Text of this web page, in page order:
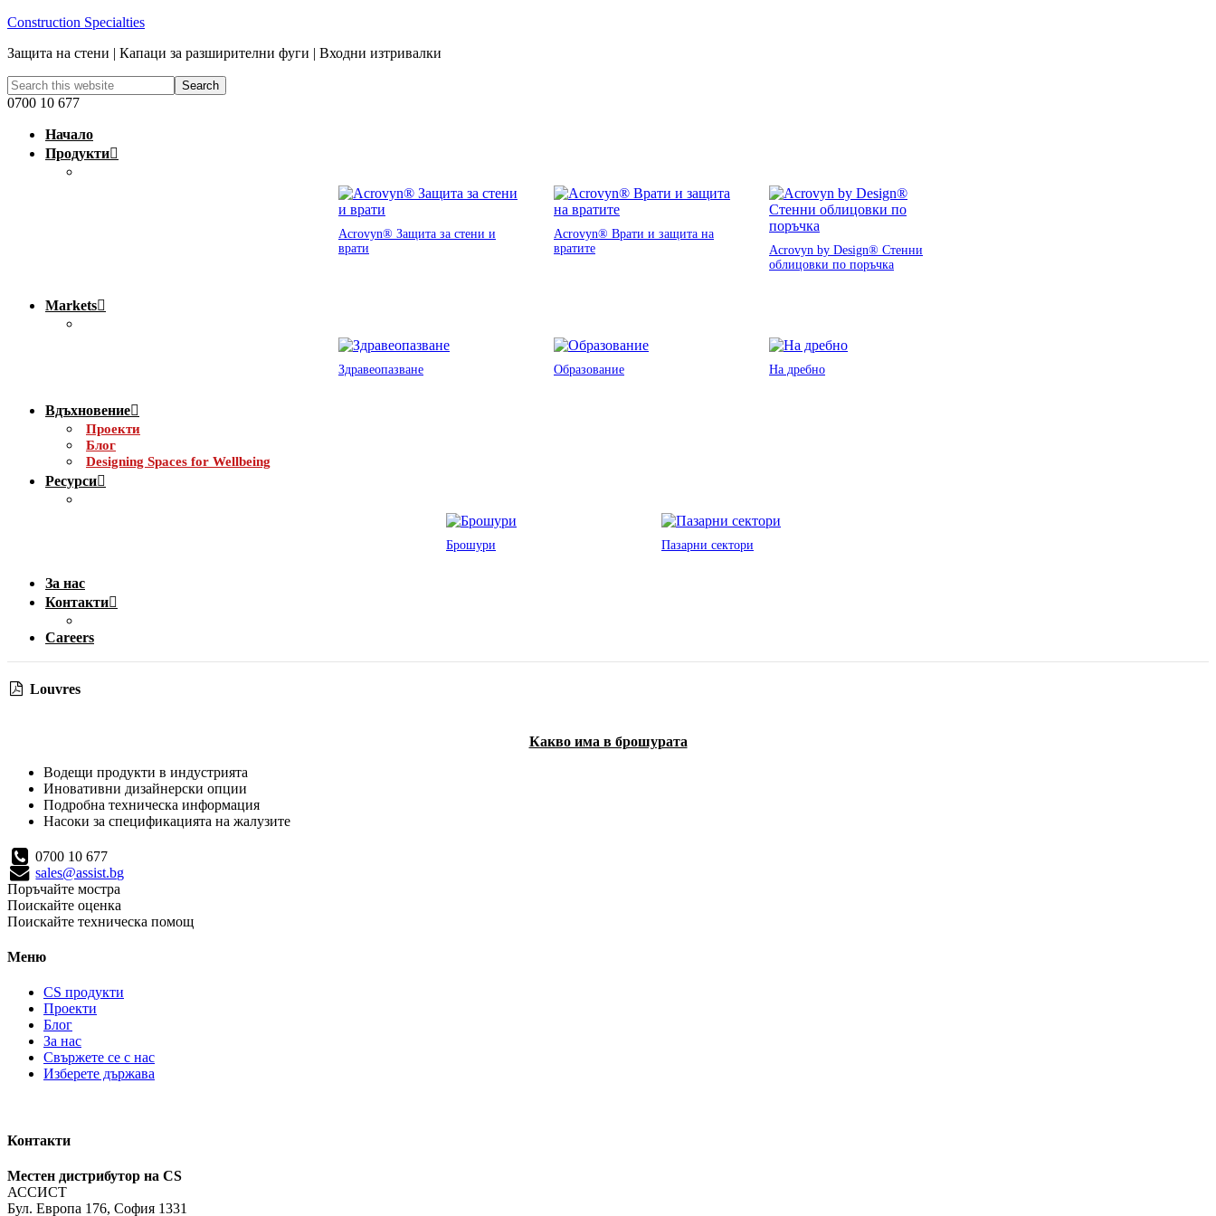
Construction Specialties
Защита на стени | Капаци за разширителни фуги | Входни изтривалки
0700 10 677
Начало
Продукти
Acrovyn® Защита за стени и
врати
Acrovyn® Врати и защита на
вратите
Acrovyn by Design® Стенни
облицовки по поръчка
Markets
Здравеопазване Образование На дребно
Вдъхновение
Проекти
Блог
Designing Spaces for Wellbeing
Ресурси
Брошури Пазарни сектори
За нас
Контакти
Careers
Louvres
Какво има в брошурата
Водещи продукти в индустрията
Иновативни дизайнерски опции
Подробна техническа информация
Насоки за спецификацията на жалузите
0700 10 677
sales@assist.bg
Поръчайте мостра
Поискайте оценка
Поискайте техническа помощ
Меню
CS продукти
Проекти
Блог
За нас
Свържете се с нас
Изберете държава
Контакти
Местен дистрибутор на CS
АССИСТ
Бул. Европа 176, София 1331